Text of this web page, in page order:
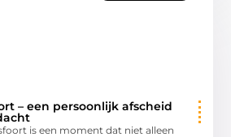
– een persoonlijk afscheid
is een moment dat niet alleen